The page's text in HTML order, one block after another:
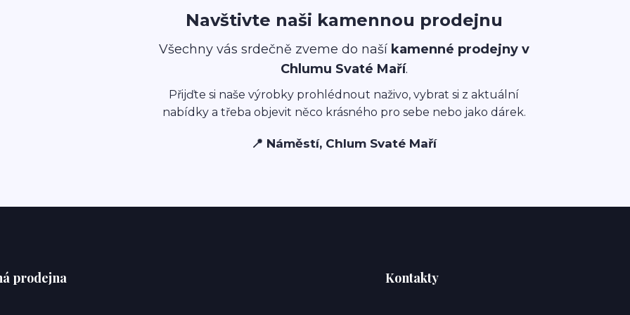
Navštivte naši kamennou prodejnu
Všechny vás srdečně zveme do naší kamenné prodejny v
Chlumu Svaté Maří.
Přijďte si naše výrobky prohlédnout naživo, vybrat si z aktuální
nabídky a třeba objevit něco krásného pro sebe nebo jako dárek.
📍 Náměstí, Chlum Svaté Maří
prodejna Kontakty